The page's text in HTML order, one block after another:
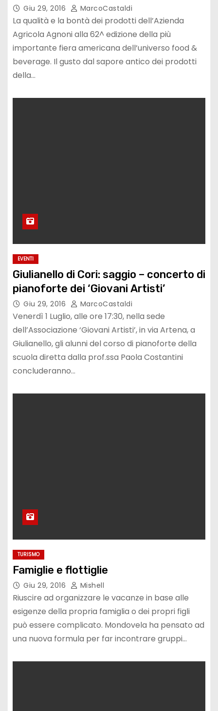
Giu 29, 2016 MarcoCastaldi
La qualità e la bontà dei prodotti dell’Azienda
Agricola Agnoni alla 62^ edizione della più
importante fiera americana dell’universo food &
beverage. Il gusto dal sapore antico dei prodotti
della…
EVENTI
Giulianello di Cori: saggio – concerto di
pianoforte dei ‘Giovani Artisti’
Giu 29, 2016 MarcoCastaldi
Venerdì 1 Luglio, alle ore 17:30, nella sede
dell’Associazione ‘Giovani Artisti’, in via Artena, a
Giulianello, gli alunni del corso di pianoforte della
scuola diretta dalla prof.ssa Paola Costantini
concluderanno…
TURISMO
Famiglie e flottiglie
Giu 29, 2016 Mishell
Riuscire ad organizzare le vacanze in base alle
esigenze della propria famiglia o dei propri figli
può essere complicato. Mondovela ha pensato ad
una nuova formula per far incontrare gruppi…